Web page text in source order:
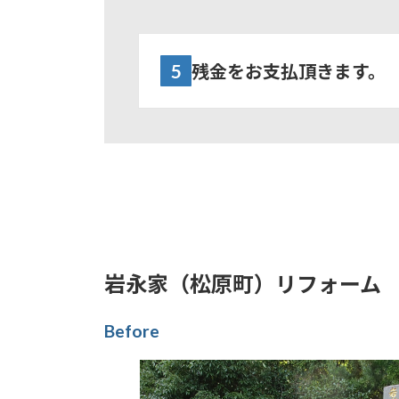
5 残金をお支払頂きます。
岩永家（松原町）リフォーム
Before